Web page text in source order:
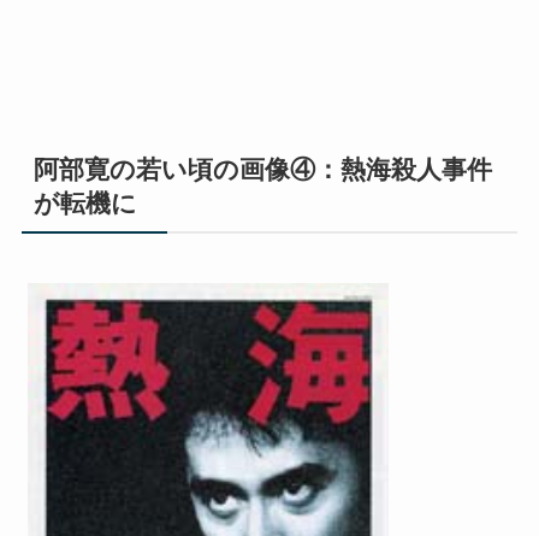
阿部寛の若い頃の画像④：熱海殺人事件
が転機に